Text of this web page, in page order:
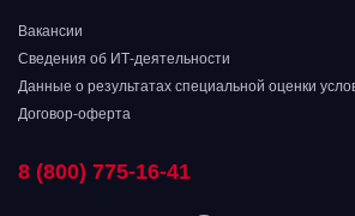
Вакансии
Сведения об ИТ-деятельности
Данные о результатах специальной оценки
Договор-оферта
8 (800) 775-16-41